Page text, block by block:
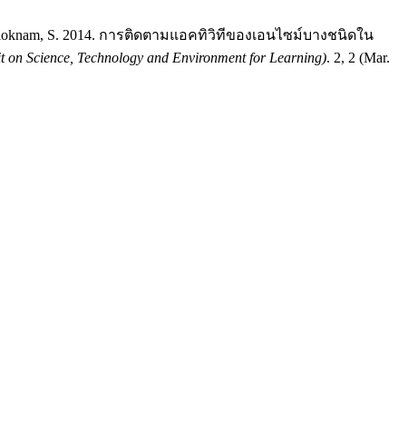
Laloknam, S. 2014. การติดตามแอคทิวิทีของเอนไซม์บางชนิดใน
Technology and Environment for Learning). 2, 2 (Mar.